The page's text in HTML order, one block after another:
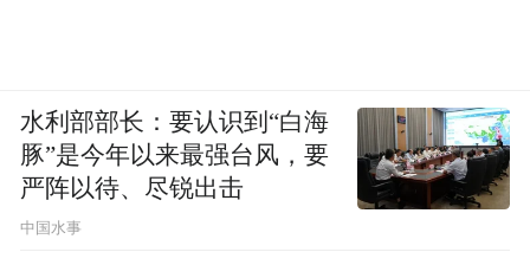
水利部部长：要认识到“白海
豚”是今年以来最强台风，要
严阵以待、尽锐出击
中国水事